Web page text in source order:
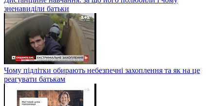
зненавиділи батьки
Чому підлітки обирають небезпечні захоплення та як на це
реагувати батькам